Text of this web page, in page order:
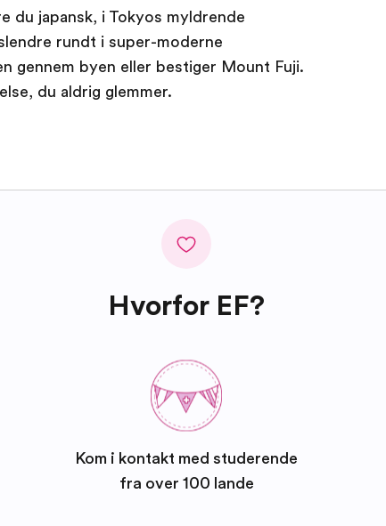
du japansk, i Tokyos myldrende
rundt i super-moderne
gennem byen eller bestiger Mount Fuji.
du aldrig glemmer.
Hvorfor EF?
Kom i kontakt med studerende
fra over 100 lande